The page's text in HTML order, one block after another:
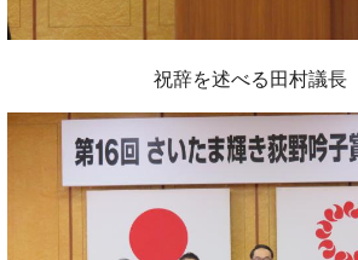
祝辞を述べる田村議長